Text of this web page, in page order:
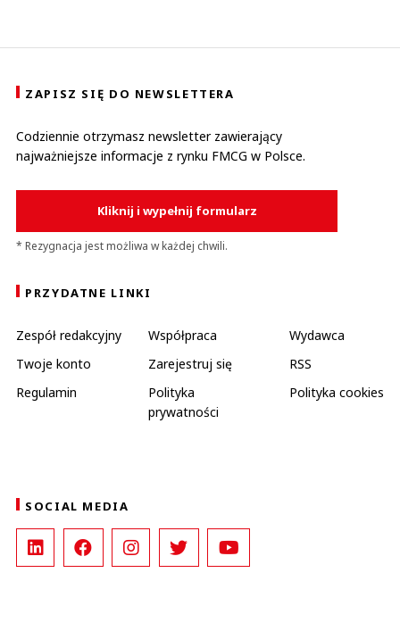
ZAPISZ SIĘ DO NEWSLETTERA
Codziennie otrzymasz newsletter zawierający
najważniejsze informacje z rynku FMCG w Polsce.
Kliknij i wypełnij formularz
* Rezygnacja jest możliwa w każdej chwili.
PRZYDATNE LINKI
Zespół redakcyjny Współpraca
Wydawca
Twoje konto
Zarejestruj się
RSS
Regulamin
Polityka
prywatności
Polityka cookies
SOCIAL MEDIA